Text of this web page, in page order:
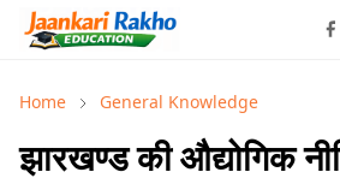
Home General Knowledge
झारखण्ड की औद्योगिक